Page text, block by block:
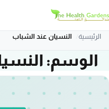
الرئيسية النسيان عند الشباب
الوسم: